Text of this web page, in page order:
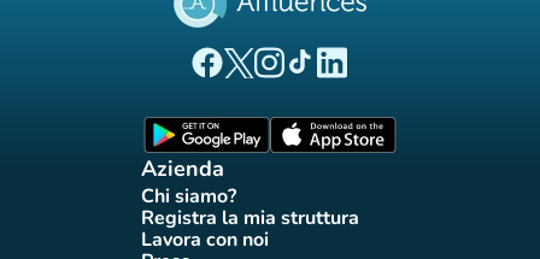
(nuova scheda)
(nuova scheda)
(nuova scheda)
(nuova scheda)
(nuova scheda)
Azienda
Chi siamo?(nuova scheda)
Registra la mia struttura
(nuova scheda)
Lavora con noi
(nuova scheda)